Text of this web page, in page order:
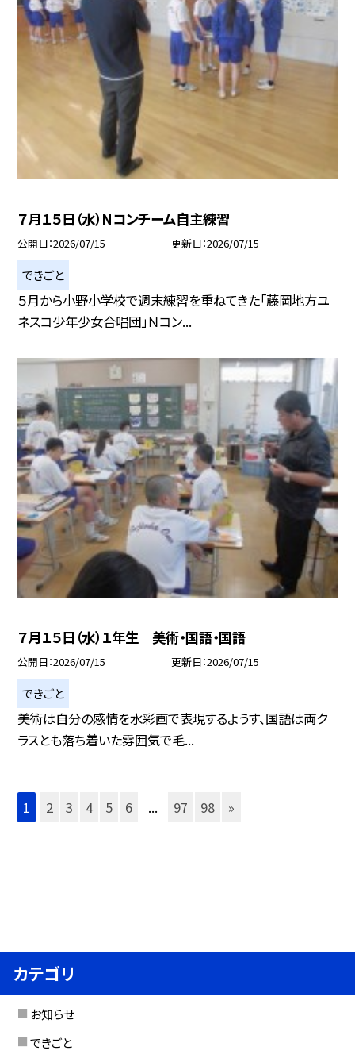
７月１５日（水）Nコンチーム自主練習
公開日 2026/07/15 更新日 2026/07/15
できごと
５月から小野小学校で週末練習を重ねてきた「藤岡地方ユ
ネスコ少年少女合唱団」Ｎコン...
７月１５日（水）１年生 美術・国語・国語
公開日 2026/07/15 更新日 2026/07/15
できごと
美術は自分の感情を水彩画で表現するようす、国語は両ク
ラスとも落ち着いた雰囲気で毛...
1 2 3 4 5 6 ... 97 98 »
カテゴリ
お知らせ
できごと